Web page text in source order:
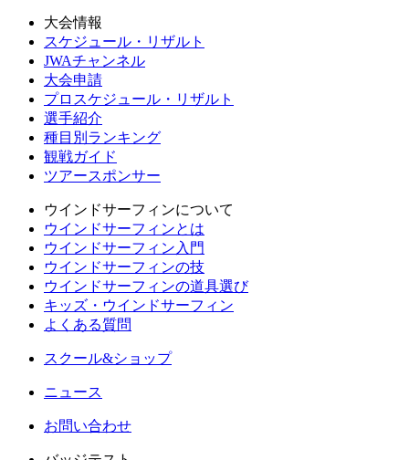
大会情報
スケジュール・リザルト
JWAチャンネル
大会申請
プロスケジュール・リザルト
選手紹介
種目別ランキング
観戦ガイド
ツアースポンサー
ウインドサーフィンについて
ウインドサーフィンとは
ウインドサーフィン入門
ウインドサーフィンの技
ウインドサーフィンの道具選び
キッズ・ウインドサーフィン
よくある質問
スクール&ショップ
ニュース
お問い合わせ